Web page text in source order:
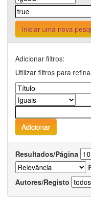
Iniciar uma nova
Adicionar filtros:
Utilizar filtros para
Resultados/Página
Autores/Registo